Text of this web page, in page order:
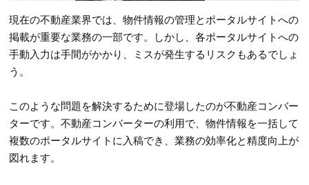
現在の不動産業界では、物件情報の管理とポータルサイトへの
掲載が重要な業務の一部です。しかし、各ポータルサイトへの
手動入力は手間がかかり、ミスが発生するリスクもあるでしょ
う。
このような問題を解決するために登場したのが不動産コンバー
ターです。不動産コンバーターの利用で、物件情報を一括して
複数のポータルサイトに入稿でき、業務の効率化と精度向上が
図れます。